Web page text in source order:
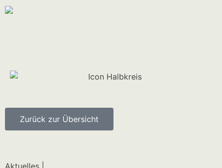
Zurück zur Übersicht